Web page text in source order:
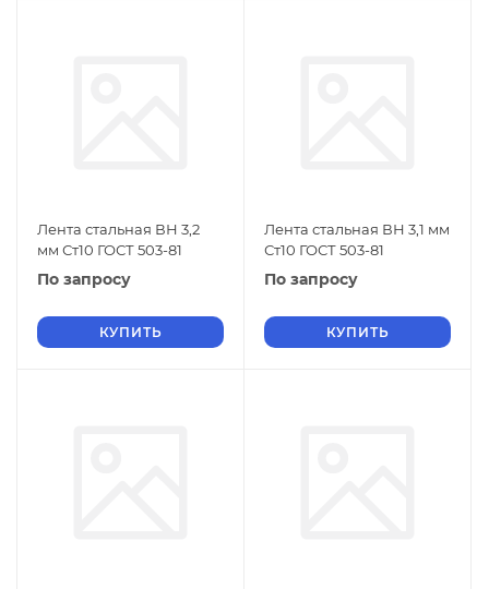
Лента стальная ВН 3,2
мм Ст10 ГОСТ 503-81
По запросу
КУПИТЬ
Лента стальная ВН 3,1 мм
Ст10 ГОСТ 503-81
По запросу
КУПИТЬ